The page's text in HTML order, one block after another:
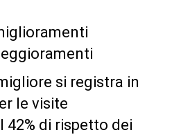
si registra in
le visite
42% di rispetto dei